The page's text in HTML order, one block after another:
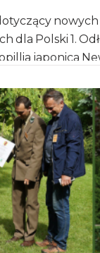
dla Polski 1.
japonica